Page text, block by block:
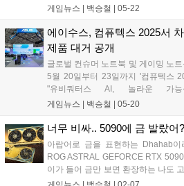
다. 에이수스는 스마일게이트 부스
로세서 기반의 게이밍 미니 PC
탑재한 게이밍 노트북 'ROG Strix
'Ally X' 등 다양한 제품을 선보이며,
체험이 가능하다....
게임뉴스 | 백승철 05-22
에이수스, 컴퓨텍스 2025서
제품 대거 공개
글로벌 컨슈머 노트북 및 게이밍 노
5월 20일부터 23일까지 '컴퓨텍스
"유비쿼터스 AI, 놀라운 가능
Possibilities)"을 담은 혁신적인 AI 기
전 세계 다양한 브랜드의 최첨단 제
3대 ICT 산업 박람회 중 하나다. 에이
서 대규모 오프라인 부스를 운영하
플랫폼, 애플리케이션, 엣지 디바이
이밍 제품을 소개한다....
게임뉴스 | 백승철 05-20
너무 비싸.. 5090에 금 발랐어
아랍어로 금을 표현하는 Dhahab
ROG ASTRAL GEFORCE RTX
이가 들어 금만 보면 환장하는 나도
보이기보단 기괴하다는 느낌이 더 짙